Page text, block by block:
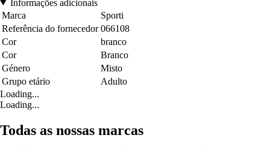
Informações adicionais
Marca
Sporti
Referência do fornecedor 066108
Cor
branco
Cor
Branco
Género
Misto
Grupo etário
Adulto
Loading...
Loading...
Todas as nossas marcas